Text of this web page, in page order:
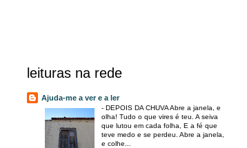
leituras na rede
Ajuda-me a ver e a ler
- DEPOIS DA CHUVA Abre a janela, e
olha! Tudo o que vires é teu. A seiva
que lutou em cada folha, E a fé que
teve medo e se perdeu. Abre a janela,
e colhe...